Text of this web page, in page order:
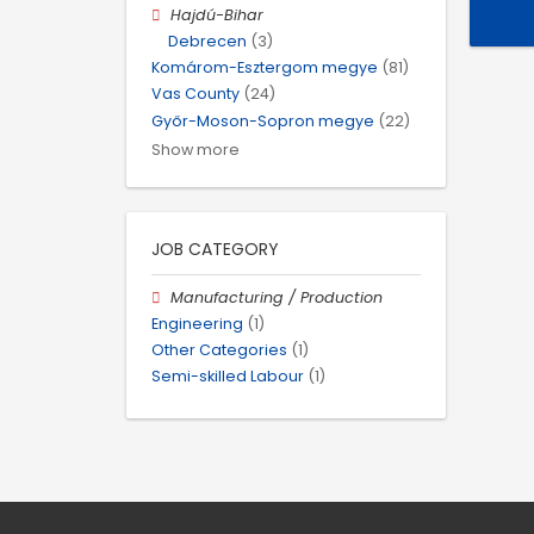
Hajdú-Bihar
Debrecen (3)
Komárom-Esztergom megye (81)
Vas County (24)
Győr-Moson-Sopron megye (22)
Show more
JOB CATEGORY
Manufacturing / Production
Engineering (1)
Other Categories (1)
Semi-skilled Labour (1)